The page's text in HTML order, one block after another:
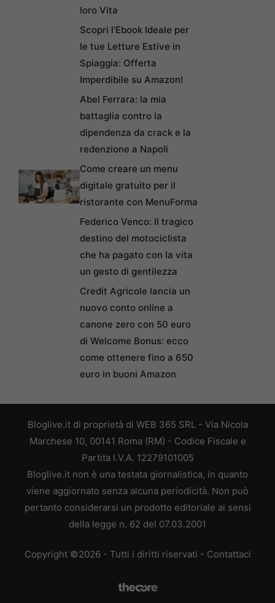
loro Vita
Scopri l’Ebook Ideale per
le tue Letture Estive in
Spiaggia: Offerta
Imperdibile su Amazon!
Abel Ferrara: la mia
battaglia contro la
dipendenza da crack e la
redenzione a Napoli
Come creare un menu
digitale gratuito per il
ristorante con MenuForma
Federico Venco: Il tragico
destino del motociclista
che ha pagato con la vita
un gesto di gentilezza
Credit Agricole lancia un
nuovo conto online a
canone zero con 50 euro
di Welcome Bonus: ecco
come ottenere fino a 650
euro in buoni Amazon
Bloglive.it di proprietà di WEB 365 SRL - Via Nicola
Marchese 10, 00141 Roma (RM) - Codice Fiscale e
Partita I.V.A. 12279101005
Bloglive.it non è una testata giornalistica, in quanto
viene aggiornato senza alcuna periodicità. Non può
pertanto considerarsi un prodotto editoriale ai sensi
della legge n. 62 del 07.03.2001
Copyright ©2026 - Tutti i diritti riservati - Contattaci